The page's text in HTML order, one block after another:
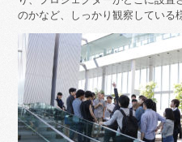
のかなど、しっかり観察している